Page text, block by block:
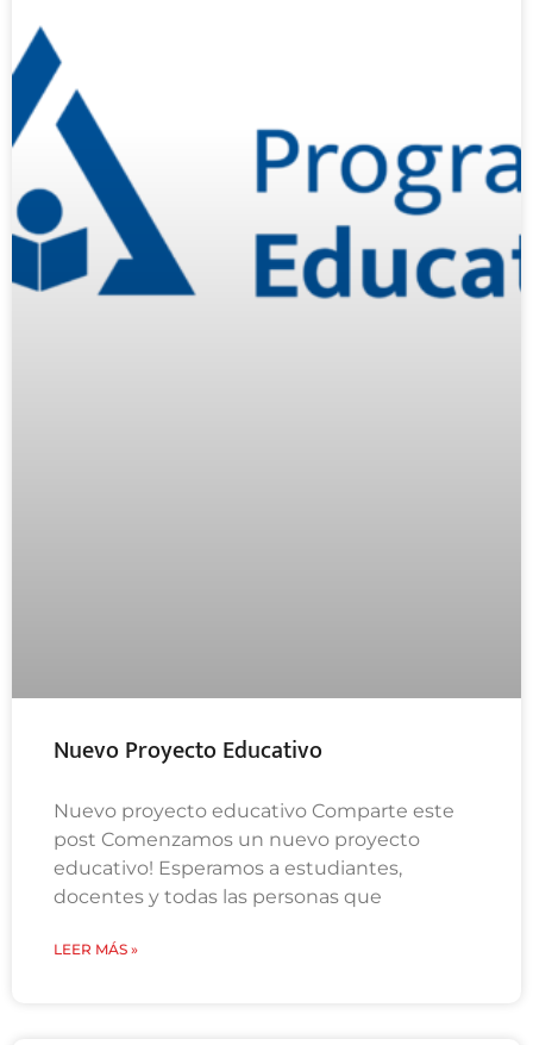
Nuevo Proyecto Educativo
Nuevo proyecto educativo Comparte este
post Comenzamos un nuevo proyecto
educativo! Esperamos a estudiantes,
docentes y todas las personas que
LEER MÁS »